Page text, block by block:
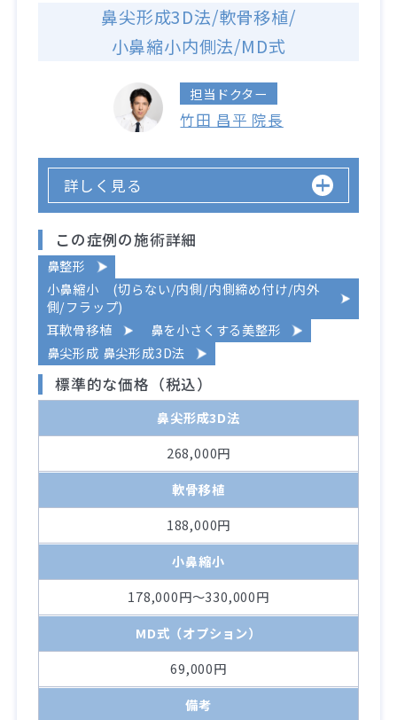
鼻尖形成3D法/軟骨移植/
小鼻縮小内側法/MD式
担当ドクター
竹田 昌平 院長
詳しく見る
この症例の施術詳細
鼻整形
小鼻縮小 (切らない/内側/内側締め付け/内外
側/フラップ)
耳軟骨移植
鼻を小さくする美整形
鼻尖形成 鼻尖形成3D法
標準的な価格（税込）
鼻尖形成3D法
268,000円
軟骨移植
188,000円
小鼻縮小
178,000円～330,000円
MD式（オプション）
69,000円
備考